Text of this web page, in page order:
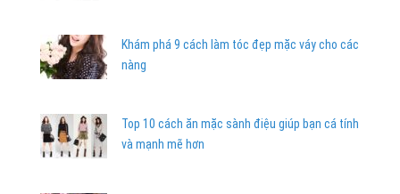
Khám phá 9 cách làm tóc đẹp mặc váy cho các
nàng
Top 10 cách ăn mặc sành điệu giúp bạn cá tính
và mạnh mẽ hơn